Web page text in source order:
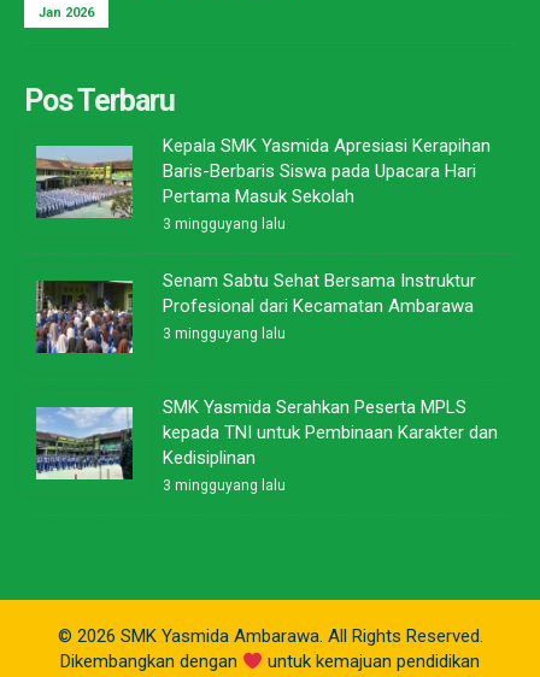
Jan 2026
Pos Terbaru
Kepala SMK Yasmida Apresiasi Kerapihan
Baris-Berbaris Siswa pada Upacara Hari
Pertama Masuk Sekolah
3 mingguyang lalu
Senam Sabtu Sehat Bersama Instruktur
Profesional dari Kecamatan Ambarawa
3 mingguyang lalu
SMK Yasmida Serahkan Peserta MPLS
kepada TNI untuk Pembinaan Karakter dan
Kedisiplinan
3 mingguyang lalu
© 2026 SMK Yasmida Ambarawa. All Rights Reserved.
Dikembangkan dengan
untuk kemajuan pendidikan